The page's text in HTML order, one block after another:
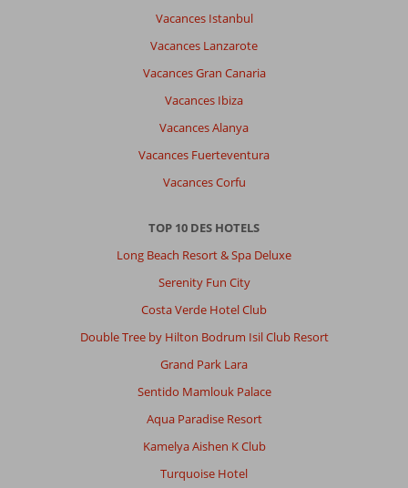
Vacances Istanbul
Vacances Lanzarote
Vacances Gran Canaria
Vacances Ibiza
Vacances Alanya
Vacances Fuerteventura
Vacances Corfu
TOP 10 DES HOTELS
Long Beach Resort & Spa Deluxe
Serenity Fun City
Costa Verde Hotel Club
Double Tree by Hilton Bodrum Isil Club Resort
Grand Park Lara
Sentido Mamlouk Palace
Aqua Paradise Resort
Kamelya Aishen K Club
Turquoise Hotel